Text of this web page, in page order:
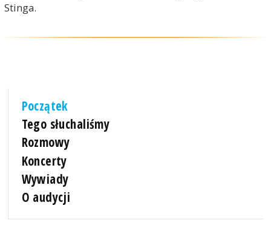
Stinga.
Początek
Tego słuchaliśmy
Rozmowy
Koncerty
Wywiady
O audycji